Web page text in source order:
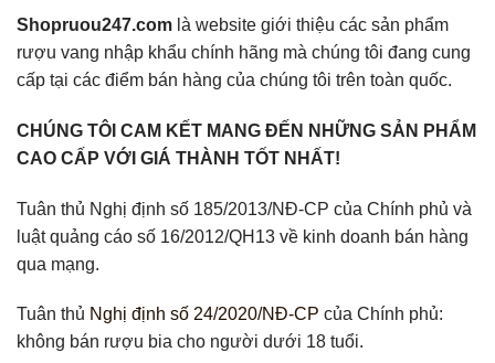
Shopruou247.com là website giới thiệu các sản phẩm
rượu vang nhập khẩu chính hãng mà chúng tôi đang cung
cấp tại các điểm bán hàng của chúng tôi trên toàn quốc.
CHÚNG TÔI CAM KẾT MANG ĐẾN NHỮNG SẢN PHẨM
CAO CẤP VỚI GIÁ THÀNH TỐT NHẤT!
Tuân thủ Nghị định số 185/2013/NĐ-CP của Chính phủ và
luật quảng cáo số 16/2012/QH13 về kinh doanh bán hàng
qua mạng.
Tuân thủ Nghị định số 24/2020/NĐ-CP của Chính phủ:
không bán rượu bia cho người dưới 18 tuổi.